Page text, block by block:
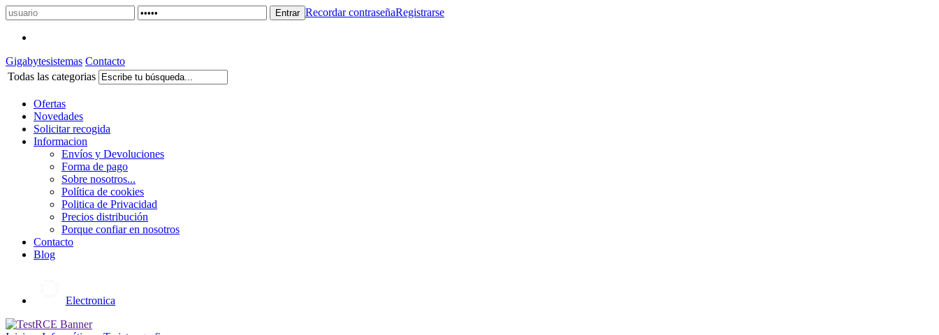
Recordar contraseñaRegistrarse
Gigabytesistemas Contacto
Todas las categorias
Ofertas
Novedades
Solicitar recogida
Informacion
Envíos y Devoluciones
Forma de pago
Sobre nosotros...
Política de cookies
Politica de Privacidad
Precios distribución
Porque confiar en nosotros
Contacto
Blog
Electronica